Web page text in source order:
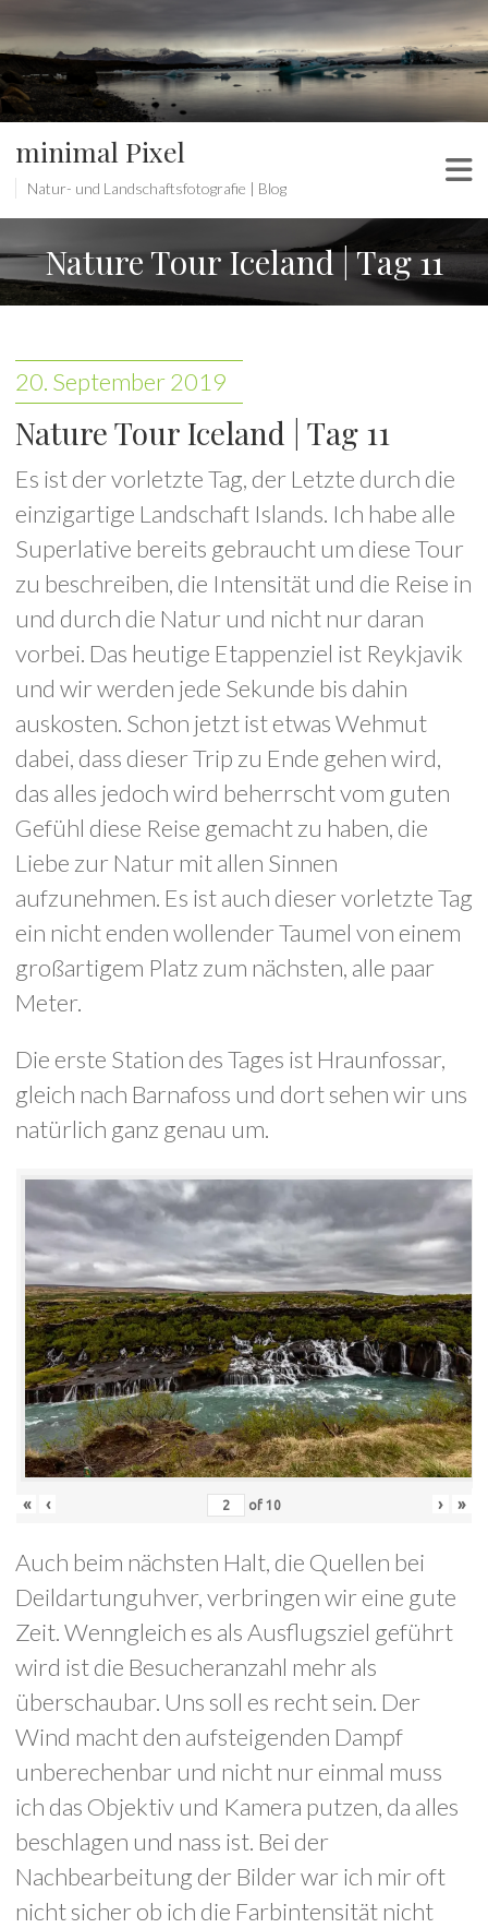
minimal Pixel
Natur- und Landschaftsfotografie | Blog
Nature Tour Iceland | Tag 11
20. September 2019
Nature Tour Iceland | Tag 11
Es ist der vorletzte Tag, der Letzte durch die
einzigartige Landschaft Islands. Ich habe alle
Superlative bereits gebraucht um diese Tour
zu beschreiben, die Intensität und die Reise in
und durch die Natur und nicht nur daran
vorbei. Das heutige Etappenziel ist Reykjavik
und wir werden jede Sekunde bis dahin
auskosten. Schon jetzt ist etwas Wehmut
dabei, dass dieser Trip zu Ende gehen wird,
das alles jedoch wird beherrscht vom guten
Gefühl diese Reise gemacht zu haben, die
Liebe zur Natur mit allen Sinnen
aufzunehmen. Es ist auch dieser vorletzte Tag
ein nicht enden wollender Taumel von einem
großartigem Platz zum nächsten, alle paar
Meter.
Die erste Station des Tages ist Hraunfossar,
gleich nach Barnafoss und dort sehen wir uns
natürlich ganz genau um.
« ‹ of 10 › »
Auch beim nächsten Halt, die Quellen bei
Deildartunguhver, verbringen wir eine gute
Zeit. Wenngleich es als Ausflugsziel geführt
wird ist die Besucheranzahl mehr als
überschaubar. Uns soll es recht sein. Der
Wind macht den aufsteigenden Dampf
unberechenbar und nicht nur einmal muss
ich das Objektiv und Kamera putzen, da alles
beschlagen und nass ist. Bei der
Nachbearbeitung der Bilder war ich mir oft
nicht sicher ob ich die Farbintensität nicht